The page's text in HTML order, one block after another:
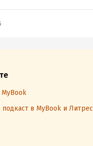
MyBook
подкаст в MyBook и Литрес